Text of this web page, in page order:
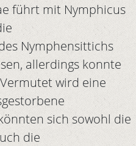
führt mit Nymphicus
Nymphensittichs
allerdings konnte
wird eine
sich sowohl die
die